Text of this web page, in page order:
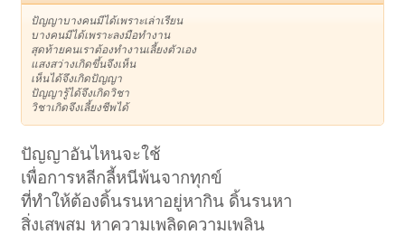
ปัญญาบางคนมีได้เพราะเล่าเรียน
บางคนมีได้เพราะลงมือทำงาน
สุดท้ายคนเราต้องทำงานเลี้ยงตัวเอง
แสงสว่างเกิดขึ้นจึงเห็น
เห็นได้จึงเกิดปัญญา
ปัญญารู้ได้จึงเกิดวิชา
วิชาเกิดจึงเลี้ยงชีพได้
ปัญญาอันไหนจะใช้
เพื่อการหลีกลี้หนีพ้นจากทุกข์
ที่ทำให้ต้องดิ้นรนหาอยู่หากิน ดิ้นรนหา
สิ่งเสพสม หาความเพลิดความเพลิน